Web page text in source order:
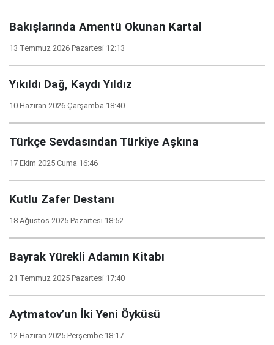
Bakışlarında Amentü Okunan Kartal
13 Temmuz 2026 Pazartesi 12:13
Yıkıldı Dağ, Kaydı Yıldız
10 Haziran 2026 Çarşamba 18:40
Türkçe Sevdasından Türkiye Aşkına
17 Ekim 2025 Cuma 16:46
Kutlu Zafer Destanı
18 Ağustos 2025 Pazartesi 18:52
Bayrak Yürekli Adamın Kitabı
21 Temmuz 2025 Pazartesi 17:40
Aytmatov’un İki Yeni Öyküsü
12 Haziran 2025 Perşembe 18:17